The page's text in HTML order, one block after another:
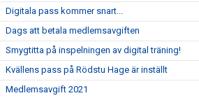
Digitala pass kommer snart...
Dags att betala medlemsavgiften
Smygtitta på inspelningen av digital träning!
Kvällens pass på Rödstu Hage är inställt
Medlemsavgift 2021